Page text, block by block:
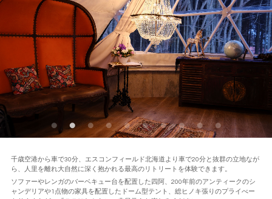
千歳空港から車で30分、エスコンフィールド北海道より車で20分と抜群の立地なが
ら、人里を離れ大自然に深く抱かれる最高のリトリートを体験できます。
ソファーやレンガのバーベキュー台を配置した四阿、200年前のアンティークのシ
ャンデリアや1点物の家具を配置したドーム型テント、総ヒノキ張りのプライべー